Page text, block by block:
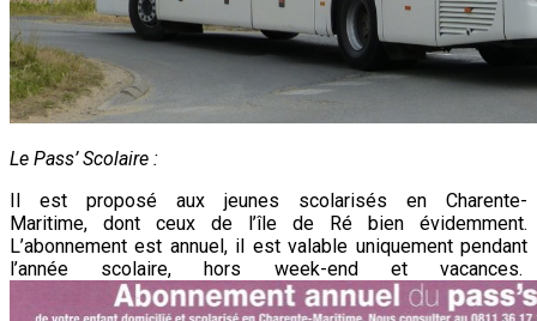
Le Pass’ Scolaire :
Il est proposé aux jeunes scolarisés en Charente-
Maritime, dont ceux de l’île de Ré bien évidemment.
L’abonnement est annuel, il est valable uniquement pendant
l’année scolaire, hors week-end et vacances.